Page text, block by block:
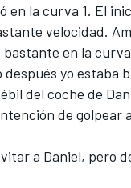
en la curva 1. El
velocidad.
en la
yo estaba
del coche de
de golpear
a Daniel, pero